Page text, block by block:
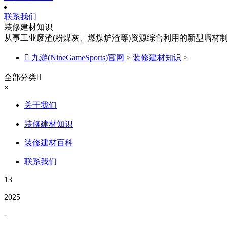
联系我们
装修建材知识
从事工业废渣(粉煤灰、燃煤炉渣等)资源综合利用的新型墙材
 九游(NineGameSports)官网 > 装修建材知识 >
全部分类
×
关于我们
装修建材知识
装修建材百科
联系我们
13
2025
-